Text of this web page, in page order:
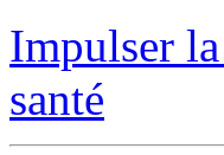
Impulser
santé